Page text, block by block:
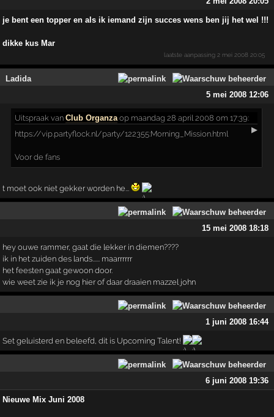
je bent een topper en als ik iemand zijn succes wens ben jij het wel !!!
dikke kus Mar
laatste aanpassing 2 mei 2008 20:05
Ladida
5 mei 2008 12:06
Uitspraak vanClub Organzaop maandag 28 april 2008 om 17:39:
▶
https://vip.partyflock.nl/party/122355:Morning_Miss­ion.html
Voor de fans
t moet ook niet gekker worden he...
15 mei 2008 18:18
hey ouwe rammer, gaat die lekker in diemen????
ik in het zuiden des lands...... maarrrrrr
het feesten gaat gewoon door.
wie weet zie ik je nog hier of daar draaien mazzel john
1 juni 2008 16:44
Set geluisterd en beleefd, dit is Upcoming Talent!
6 juni 2008 19:36
Nieuwe Mix Juni 2008